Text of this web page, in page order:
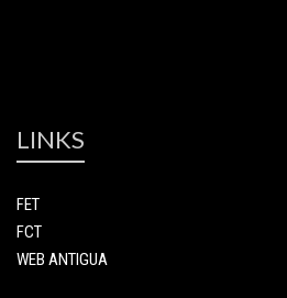
LINKS
FET
FCT
WEB ANTIGUA